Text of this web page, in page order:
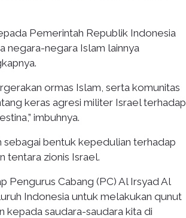
Pemerintah Republik Indonesia
negara-negara Islam lainnya
ormas Islam, serta komunitas
keras agresi militer Israel terhadap
imbuhnya.
sebagai bentuk kepedulian terhadap
tentara zionis Israel.
Pengurus Cabang (PC) Al Irsyad Al
Indonesia untuk melakukan qunut
kepada saudara-saudara kita di